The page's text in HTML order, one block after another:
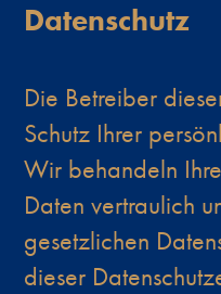
Datenschutz
Die Betreiber
Schutz Ihrer
Wir behandeln
Daten vertraulich
gesetzlichen
dieser